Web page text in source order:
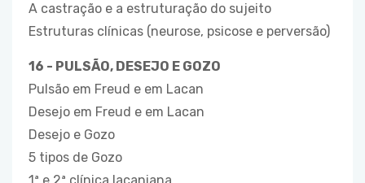
A castração e a estruturação do sujeito
Estruturas clínicas (neurose, psicose e perversão)
16 - PULSÃO, DESEJO E GOZO
Pulsão em Freud e em Lacan
Desejo em Freud e em Lacan
Desejo e Gozo
5 tipos de Gozo